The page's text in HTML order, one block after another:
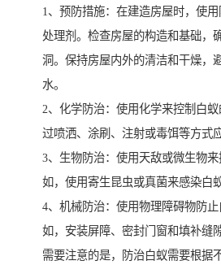
1、预防措施：在建造房屋时，使
处理剂。检查房屋的构造和基础，
洞。保持房屋内外的清洁和干燥，
水。
2、化学防治：使用化学来控制白
过喷洒、涂刷、注射或毒饵等方式应
3、生物防治：使用天敌或微生物
如，使用寄生昆虫或真菌来感染白
4、机械防治：使用物理障碍物防
如，安装屏障、密封门窗和填补缝隙
需要注意的是，防治白蚁需要根据